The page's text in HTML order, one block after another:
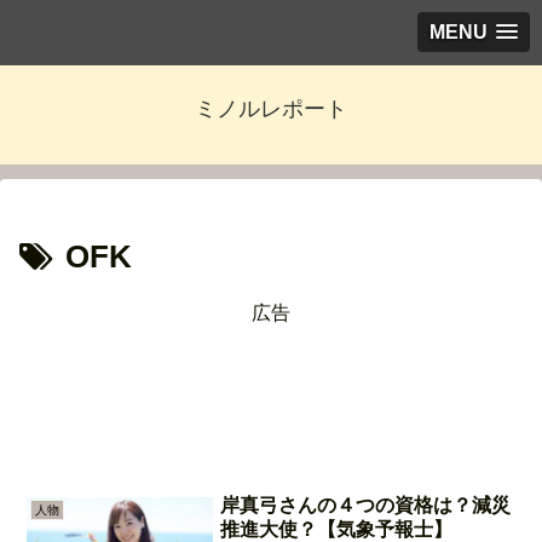
MENU
ミノルレポート
OFK
広告
人物
岸真弓さんの４つの資格は？減災
推進大使？【気象予報士】